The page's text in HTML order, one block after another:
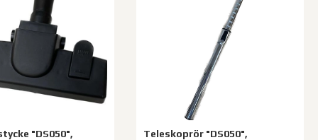
"DS050",
Teleskoprör "DS050",